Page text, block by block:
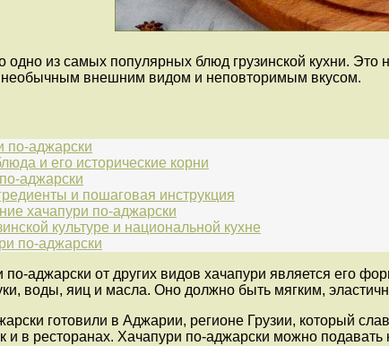
из самых популярных блюд грузинской кухни.
необычным внешним видом и неповторимым вкусом.
по-аджарски
и его исторические корни
аджарски
и пошаговая инструкция
хачапури по-аджарски
культуре и национальной кухне
по-аджарски
аджарски от других видов хачапури является его
воды, яиц и масла. Оно должно быть мягким,
готовили в Аджарии, регионе Грузии, который
и в ресторанах. Хачапури по-аджарски можно